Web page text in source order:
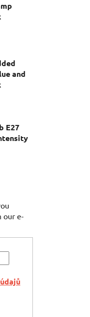
and
E27
our e-